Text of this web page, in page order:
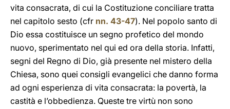
vita consacrata, di cui la Costituzione conciliare tratta
nel capitolo sesto (cfr nn. 43-47). Nel popolo santo di
Dio essa costituisce un segno profetico del mondo
nuovo, sperimentato nel qui ed ora della storia. Infatti,
segni del Regno di Dio, già presente nel mistero della
Chiesa, sono quei consigli evangelici che danno forma
ad ogni esperienza di vita consacrata: la povertà, la
castità e l’obbedienza. Queste tre virtù non sono